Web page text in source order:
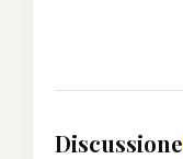
Discussione